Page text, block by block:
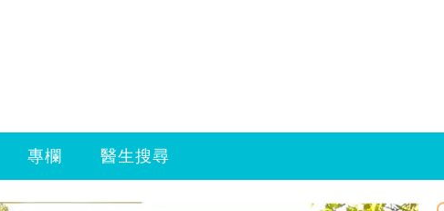
專欄 醫生搜尋